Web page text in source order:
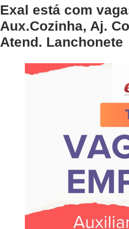
Exal está com
Aux.Cozinha, Aj.
Atend. Lanchonete